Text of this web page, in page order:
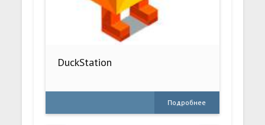
DuckStation
Подробнее